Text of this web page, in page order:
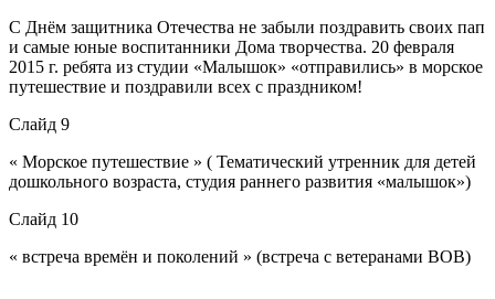
С Днём защитника Отечества не забыли поздравить своих пап
и самые юные воспитанники Дома творчества. 20 февраля
2015 г. ребята из студии «Малышок» «отправились» в морское
путешествие и поздравили всех с праздником!
Слайд 9
« Морское путешествие » ( Тематический утренник для детей
дошкольного возраста, студия раннего развития «малышок»)
Слайд 10
« встреча времён и поколений » (встреча с ветеранами ВОВ)